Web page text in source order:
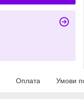
Оплата Умови